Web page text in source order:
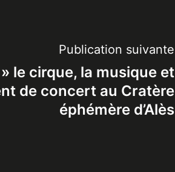
Publication suivante
le cirque, la musique et
de concert au Cratère
éphémère d’Alès